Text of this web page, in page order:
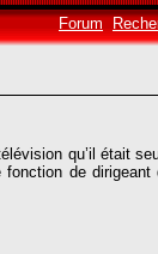
Forum
qu’il était
de dirigeant